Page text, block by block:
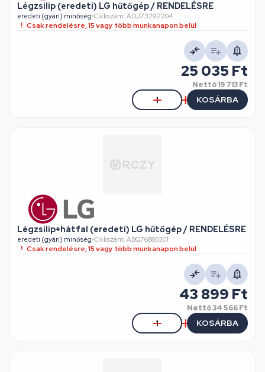
Légzsilip (eredeti) LG hűtőgép / RENDELÉSRE
eredeti (gyári) minőség•Cikkszám: ADJ73292204
Csak rendelésre, 15 vagy több munkanapon belül
25 035 Ft
Nettó19 713 Ft
KOSÁRBA
Légzsilip+hátfal (eredeti) LG hűtőgép / RENDELÉSRE
eredeti (gyári) minőség•Cikkszám: ABQ76880301
Csak rendelésre, 15 vagy több munkanapon belül
43 899 Ft
Nettó34 566 Ft
KOSÁRBA